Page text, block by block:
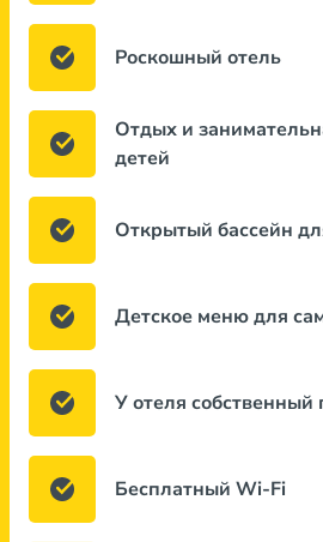
Роскошный отель
Отдых и
детей
Открытый бассейн
Детское меню для
У отеля
Бесплатный Wi-Fi